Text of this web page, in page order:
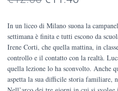
originale
era:
€12.00.
attuale
è:
€11.40.
In un liceo di Milano suona la
settimana è finita e tutti escono da
Irene Corti, che quella mattina, in
controllo e il contatto con la realtà.
quella lezione lo ha sconvolto. Anche
aspetta la sua difficile storia familiare,